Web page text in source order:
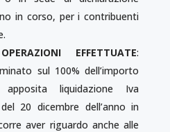
in corso, per i contribuenti
EFFETTUATE:
sul 100% dell’importo
liquidazione Iva
20 dicembre dell’anno in
aver riguardo anche alle